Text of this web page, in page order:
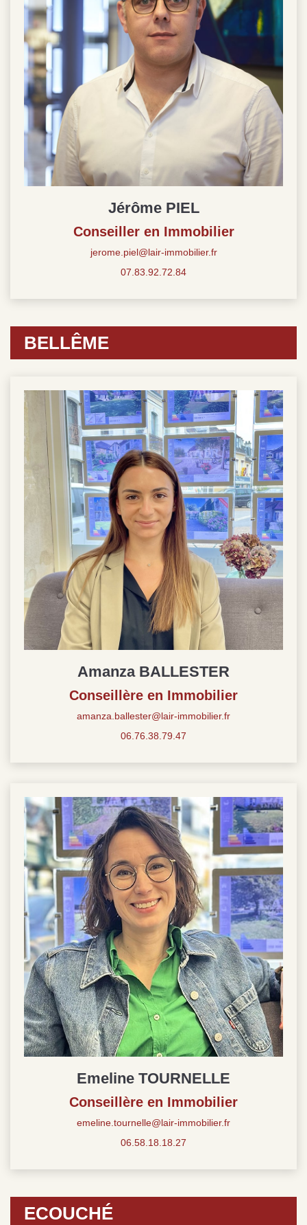
Jérôme PIEL
Conseiller en Immobilier
jerome.piel@lair-immobilier.fr
07.83.92.72.84
BELLÊME
Amanza BALLESTER
Conseillère en Immobilier
amanza.ballester@lair-immobilier.fr
06.76.38.79.47
Emeline TOURNELLE
Conseillère en Immobilier
emeline.tournelle@lair-immobilier.fr
06.58.18.18.27
ECOUCHÉ